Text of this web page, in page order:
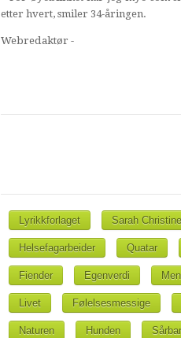
etter hvert, smiler 34-åringen.
Webredaktør -
Lyrikkforlaget Sarah
Helsefagarbeider Quatar
Fiender Egenverdi
Livet Følelsesmessige
Naturen Hunden Sårbar